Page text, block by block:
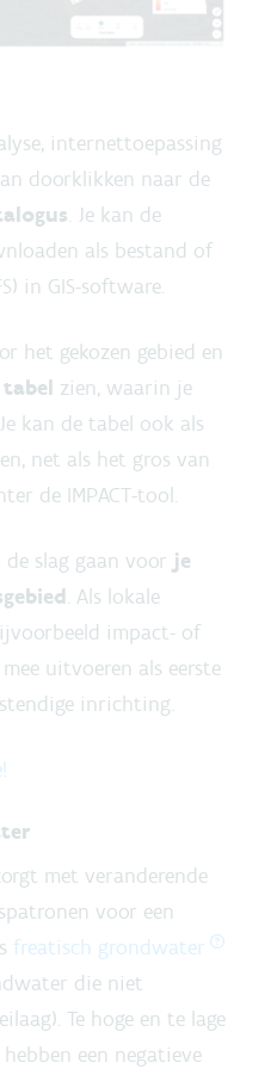
internettoepassing
doorklikken naar de
. Je kan de
als bestand of
in GIS-software.
het gekozen gebied en
tabel zien, waarin je
kan de tabel ook als
net als het gros van
de IMPACT-tool.
slag gaan voor je
. Als lokale
impact- of
uitvoeren als eerste
inrichting.
met veranderende
voor een
freatisch grondwater
die niet
Te hoge en te lage
een negatieve